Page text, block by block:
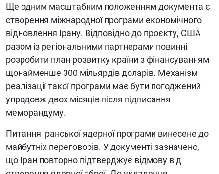
Ще одним масштабним положенням документа є
створення міжнародної програми економічного
відновлення Ірану. Відповідно до проєкту, США
разом із регіональними партнерами повинні
розробити план розвитку країни з фінансуванням
щонайменше 300 мільярдів доларів. Механізм
реалізації такої програми має бути погоджений
упродовж двох місяців після підписання
меморандуму.
Питання іранської ядерної програми винесене до
майбутніх переговорів. У документі зазначено,
що Іран повторно підтверджує відмову від